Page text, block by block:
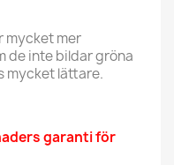
mycket mer
de inte bildar gröna
mycket lättare.
garanti för